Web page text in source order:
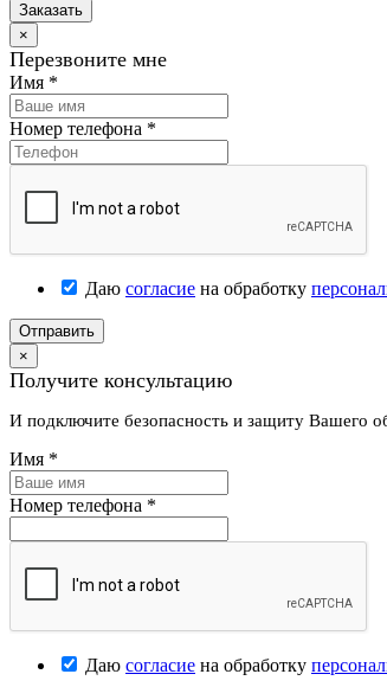
Заказать
×
Перезвоните мне
Имя *
Номер телефона *
Даю согласие на обработку
Отправить
×
Получите консультацию
И подключите безопасность и защиту Вашего
Имя *
Номер телефона *
Даю согласие на обработку